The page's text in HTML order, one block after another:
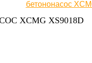
XCMG XS9018D